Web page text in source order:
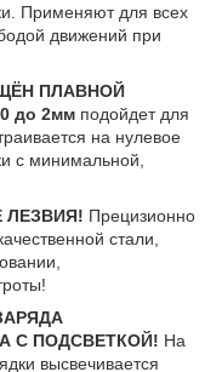
Применяют для всех
движений при
ПЛАВНОЙ
до 2мм подойдет для
на нулевое
с минимальной,
Прецизионно
стали,
С ПОДСВЕТКОЙ! На
высвечивается